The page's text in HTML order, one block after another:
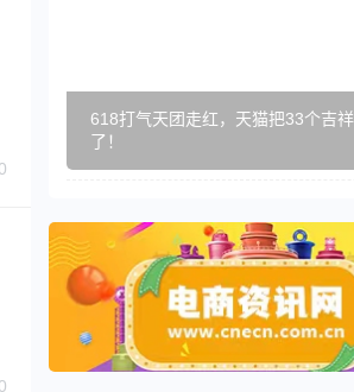
618打气天团走红，天猫把33个吉
了！